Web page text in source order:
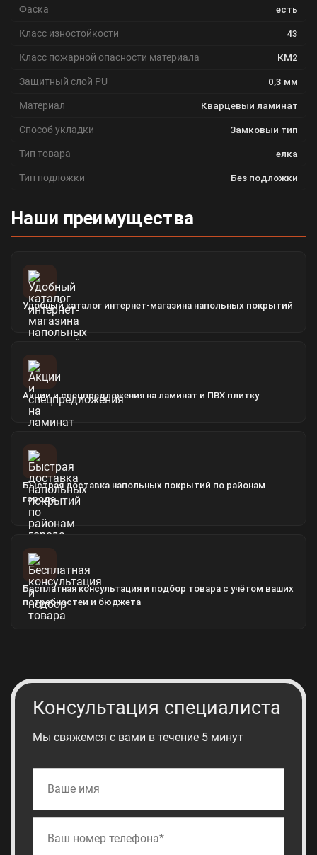
Фаска есть
Класс изностойкости 43
Класс пожарной опасности материала КМ2
Защитный слой PU 0,3 мм
Материал Кварцевый ламинат
Способ укладки Замковый тип
Тип товара елка
Тип подложки Без подложки
Наши преимущества
Удобный каталог интернет-магазина напольных покрытий
Акции и спецпредложения на ламинат и ПВХ плитку
Быстрая доставка напольных покрытий по районам
города
Бесплатная консультация и подбор товара с учётом ваших
потребностей и бюджета
Консультация специалиста
Мы свяжемся с вами в течение 5 минут